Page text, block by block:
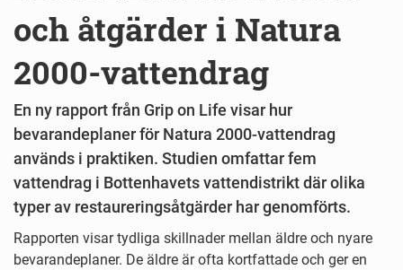
och åtgärder i Natura
2000-vattendrag
En ny rapport från Grip on Life visar hur
bevarandeplaner för Natura 2000-vattendrag
används i praktiken. Studien omfattar fem
vattendrag i Bottenhavets vattendistrikt där olika
typer av restaureringsåtgärder har genomförts.
Rapporten visar tydliga skillnader mellan äldre och nyare
bevarandeplaner. De äldre är ofta kortfattade och ger en